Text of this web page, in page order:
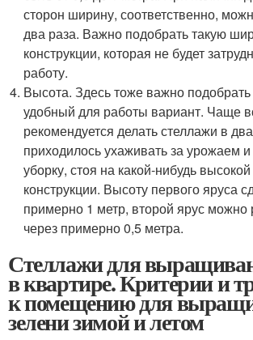
сторон ширину, соответственно,
два раза. Важно подобрать такую
конструкции, которая не будет
работу.
Высота. Здесь тоже важно
удобный для работы вариант. Чаще
рекомендуется делать стеллажи в
приходилось ухаживать за урожаем
уборку, стоя на какой-нибудь
конструкции. Высоту первого яруса
примерно 1 метр, второй ярус можно
через примерно 0,5 метра.
Стеллажи для
в квартире. Критерии и
к помещению для
зелени зимой и летом